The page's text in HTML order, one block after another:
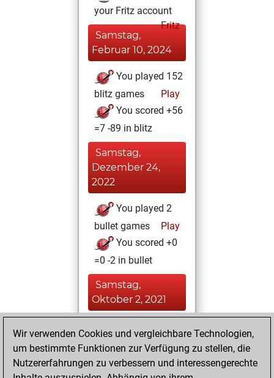
your Fritz account
Fritz
Samstag,
Februar 10, 2024
You played 152
blitz games
Play
You scored +56
=7 -89 in blitz
Samstag,
Dezember 24,
2022
You played 2
bullet games
Play
You scored +0
=0 -2 in bullet
Samstag,
Oktober 2, 2021
your Studies account
Studies
Montag,
Wir verwenden Cookies und vergleichbare Technologien,
um bestimmte Funktionen zur Verfügung zu stellen, die
Nutzererfahrungen zu verbessern und interessengerechte